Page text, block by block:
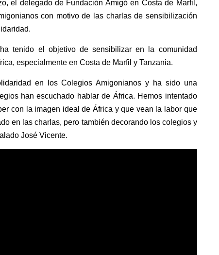
el delegado de Fundación Amigó en Costa de Marfil,
con motivo de las charlas de sensibilización
tenido el objetivo de sensibilizar en la comunidad
especialmente en Costa de Marfil y Tanzania.
en los Colegios Amigonianos y ha sido una
han escuchado hablar de África. Hemos intentado
con la imagen ideal de África y que vean la labor que
en las charlas, pero también decorando los colegios y
José Vicente.